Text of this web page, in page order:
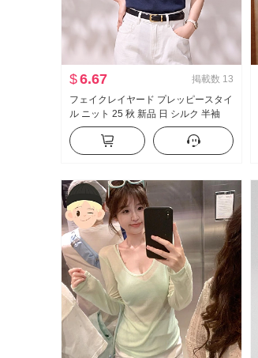
$6.67 掲載数 13
フェイクレイヤード プレッピースタイ
ル ニット 25 秋 新品 日 シルク 半袖